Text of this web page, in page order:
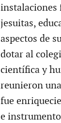
instalaciones
jesuitas,
aspectos de
dotar al
científica y
reunieron
fue
e